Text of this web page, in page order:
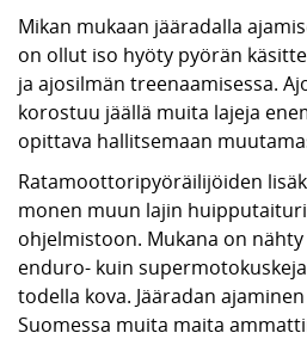
Mikan mukaan jääradalla
on ollut iso hyöty pyörän
ja ajosilmän treenaamisessa.
korostuu jäällä muita lajeja
opittava hallitsemaan
Ratamoottoripyöräilijöiden
monen muun lajin
ohjelmistoon. Mukana on
enduro- kuin
todella kova. Jääradan
Suomessa muita maita